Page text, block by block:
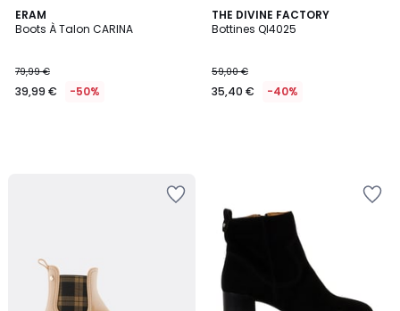
ERAM
Boots À Talon CARINA
79,99 €
39,99 € -50%
THE DIVINE FACTORY
Bottines Ql4025
59,00 €
35,40 € -40%